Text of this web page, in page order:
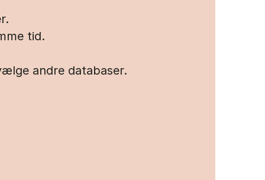
tid.
andre databaser.